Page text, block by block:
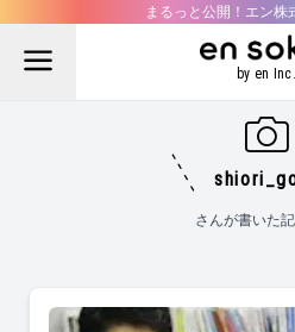
まるっと公開！エン株
by en Inc.
さんが書いた